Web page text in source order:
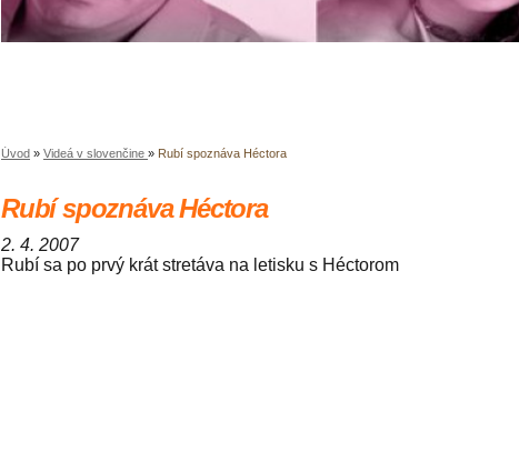
Úvod » Videá v slovenčine » Rubí spoznáva Héctora
Rubí spoznáva Héctora
2. 4. 2007
Rubí sa po prvý krát stretáva na letisku s Héctorom